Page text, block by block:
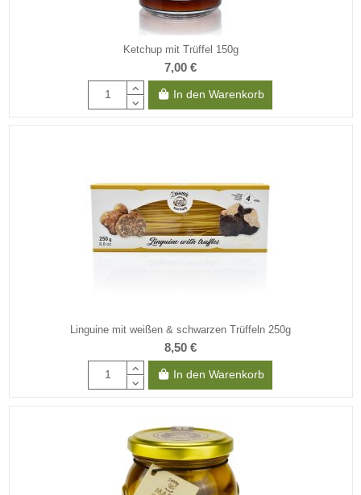
Ketchup mit Trüffel 150g
7,00 €
In den Warenkorb
Linguine mit weißen & schwarzen Trüffeln 250g
8,50 €
In den Warenkorb